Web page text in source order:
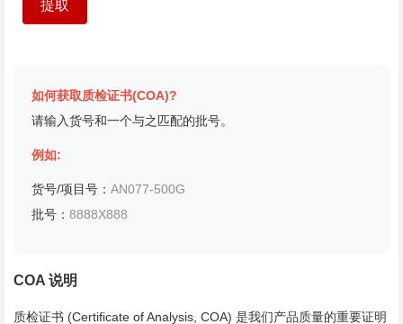
如何获取质检证书(COA)?
请输入货号和一个与之匹配的批号。
例如:
货号/项目号： AN077-500G
批号： 8888X888
COA 说明
质检证书 (Certificate of Analysis, COA) 是我们产品质量的重要证明